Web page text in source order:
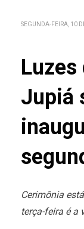
SEGUNDA-FEIRA, 10
Luzes
Jupiá
Cerimônia
terça-feira é a